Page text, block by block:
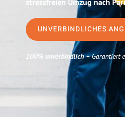
stressfreien Umzug nach
UNVERBINDLICHES
100% unverbindlich– Garantiert